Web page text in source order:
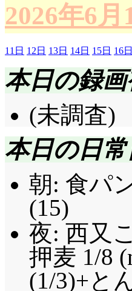
2026年6
11日 12日 13日 14日 15日 16日
本日の録
(未調査)
本日の日
朝: 食パ
(15)
夜: 西又
押麦 1/8
(1/3)+と